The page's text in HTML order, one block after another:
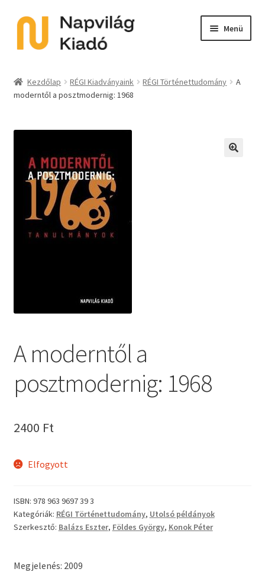
Ugrás
navigációhoz
Kilépés
tartalomba
Menü
child
E-book
Akció
child
menu
Sorozat
Előkészületben
Utolsó példányok
Kezdőlap RÉGI Kiadványaink RÉGI Történettudomány
A
moderntől a posztmodernig: 1968
A moderntől a
posztmodernig: 1968
2400 Ft
Elfogyott
ISBN: 978 963 9697 39 3
Kategóriák: RÉGI Történettudomány, Utolsó példányok
Szerkesztő: Balázs Eszter, Földes György, Konok Péter
Megjelenés: 2009